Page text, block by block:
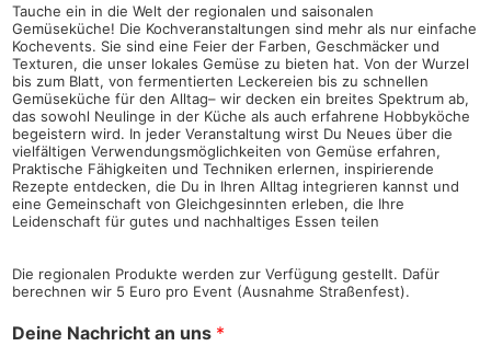
Tauche ein in die Welt der regionalen und saisonalen
Gemüseküche! Die Kochveranstaltungen sind mehr als nur einfache
Kochevents. Sie sind eine Feier der Farben, Geschmäcker und
Texturen, die unser lokales Gemüse zu bieten hat. Von der Wurzel
bis zum Blatt, von fermentierten Leckereien bis zu schnellen
Gemüseküche für den Alltag– wir decken ein breites Spektrum ab,
das sowohl Neulinge in der Küche als auch erfahrene Hobbyköche
begeistern wird. In jeder Veranstaltung wirst Du Neues über die
vielfältigen Verwendungsmöglichkeiten von Gemüse erfahren,
Praktische Fähigkeiten und Techniken erlernen, inspirierende
Rezepte entdecken, die Du in Ihren Alltag integrieren kannst und
eine Gemeinschaft von Gleichgesinnten erleben, die Ihre
Leidenschaft für gutes und nachhaltiges Essen teilen
Die regionalen Produkte werden zur Verfügung gestellt. Dafür
berechnen wir 5 Euro pro Event (Ausnahme Straßenfest).
Deine Nachricht an uns *